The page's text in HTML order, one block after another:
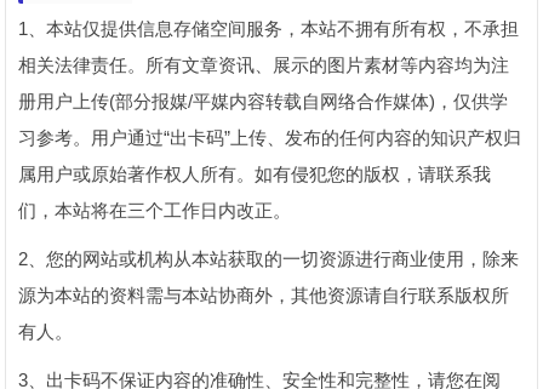
1、本站仅提供信息存储空间服务，本站不拥有所有权，不承担
相关法律责任。所有文章资讯、展示的图片素材等内容均为注
册用户上传(部分报媒/平媒内容转载自网络合作媒体)，仅供学
习参考。用户通过“出卡码”上传、发布的任何内容的知识产权归
属用户或原始著作权人所有。如有侵犯您的版权，请联系我
们，本站将在三个工作日内改正。
2、您的网站或机构从本站获取的一切资源进行商业使用，除来
源为本站的资料需与本站协商外，其他资源请自行联系版权所
有人。
3、出卡码不保证内容的准确性、安全性和完整性，请您在阅